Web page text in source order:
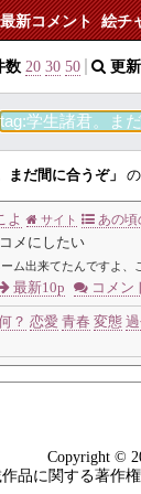
最新コメント 絵チ
数 20 30 50 更
まだ間に合うぞ」
よ サイト
あの頃
メにしたい
ム出来てたんですよ
最新10p コメン
？ 恋愛 青春 変態
Copyright ©
品に関する著作